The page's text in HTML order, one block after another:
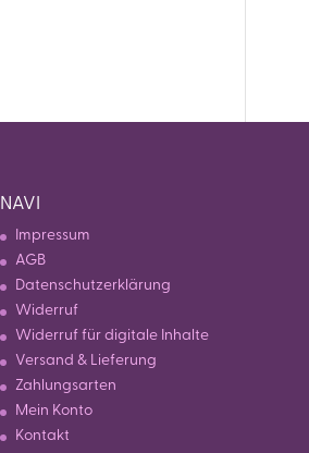
NAVI
Impressum
AGB
Datenschutzerklärung
Widerruf
Widerruf für digitale Inhalte
Versand & Lieferung
Zahlungsarten
Mein Konto
Kontakt